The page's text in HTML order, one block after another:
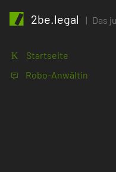
2be.legal | Das
K Startseite
1 Robo-Anwältin